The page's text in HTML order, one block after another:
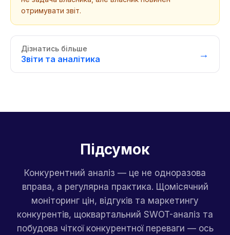
отримувати звіт.
Дізнатись більше
Звіти та аналітика →
Підсумок
Конкурентний аналіз — це не одноразова
вправа, а регулярна практика. Щомісячний
моніторинг цін, відгуків та маркетингу
конкурентів, щоквартальний SWOT-аналіз та
побудова чіткої конкурентної переваги — ось